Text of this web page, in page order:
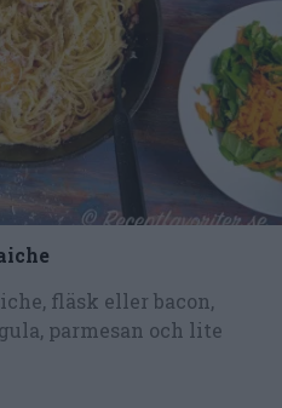
fläsk eller bacon,
parmesan och lite